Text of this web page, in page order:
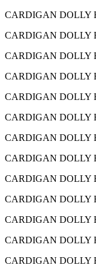
CARDIGAN DOLLY
CARDIGAN DOLLY
CARDIGAN DOLLY
CARDIGAN DOLLY
CARDIGAN DOLLY
CARDIGAN DOLLY
CARDIGAN DOLLY
CARDIGAN DOLLY
CARDIGAN DOLLY
CARDIGAN DOLLY
CARDIGAN DOLLY
CARDIGAN DOLLY
CARDIGAN DOLLY